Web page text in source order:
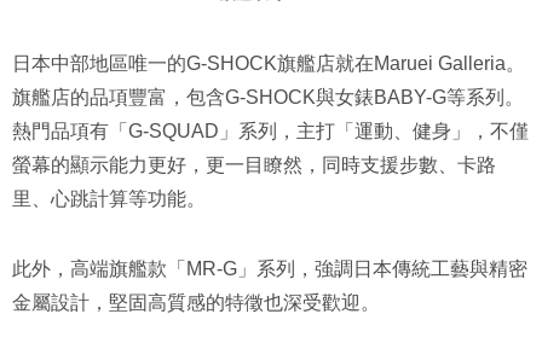
日本中部地區唯一的G-SHOCK旗艦店就在Maruei Galleria。
旗艦店的品項豐富，包含G-SHOCK與女錶BABY-G等系列。
熱門品項有「G-SQUAD」系列，主打「運動、健身」，不僅
螢幕的顯示能力更好，更一目瞭然，同時支援步數、卡路
里、心跳計算等功能。
此外，高端旗艦款「MR-G」系列，強調日本傳統工藝與精密
金屬設計，堅固高質感的特徵也深受歡迎。